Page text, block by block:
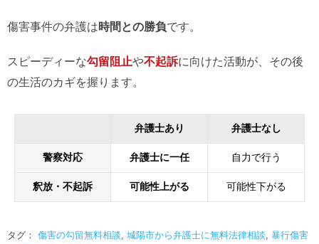
傷害事件の弁護は時間との勝負です。
スピーディーな勾留阻止や不起訴に向けた活動が、その後
の生活のカギを握ります。
弁護士あり 弁護士なし
警察対応 弁護士に一任 自力で行う
釈放・不起訴 可能性上がる 可能性下がる
タグ： 傷害の勾留無料相談, 城陽市から弁護士に無料法律相談, 暴行傷害